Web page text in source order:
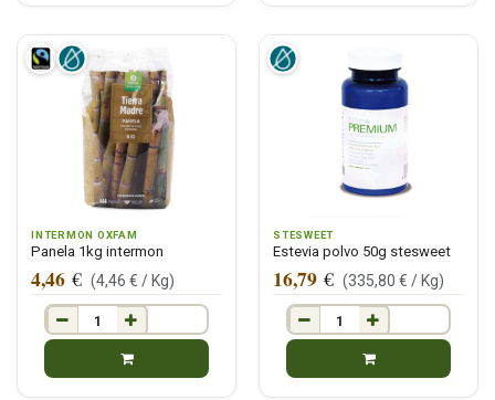
INTERMON OXFAM
Panela 1kg intermon
4,46 € (4,46 € / Kg)
STESWEET
Estevia polvo 50g stesweet
16,79 € (335,80 € / Kg)